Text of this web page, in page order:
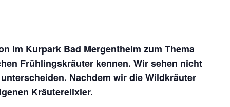
im Kurpark Bad Mergentheim zum Thema
Frühlingskräuter kennen. Wir sehen nicht
Nachdem wir die Wildkräuter
Kräuterelixier.